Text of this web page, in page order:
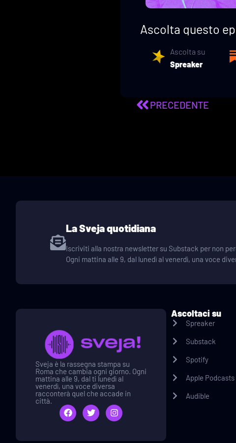
Ascolta questo
Ascolta su
Spreaker
PRECEDENTE
La Sveja quotidiana
Iscriviti alla nostra newsletter su Substack per non
Ogni mattina alle 9, dal lunedì al venerdì, una voce
Sveja è la rassegna stampa su
Roma che cambia ogni giorno. Ogni
mattina alle 9, dal ti lunedì al
venerdì, una voce diversa
racconterà quel che accade in
città.
Ascoltaci su
Spreaker
Substack
Spotify
Apple Podcasts
Audible